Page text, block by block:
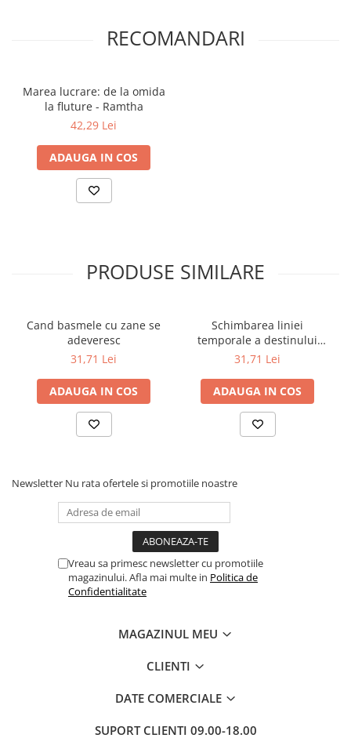
Calculator
Hartie si Accesorii
Instrumente de scris
Organizare si Arhivare
Seturi birotica
Articole scolare
Ghiozdane si Penare scolare
Seturi scolare
Consumabile & Accesorii
Cadouri
Literatura Romana
Literatura Universala
Carte Prescolara, Joc
Carti cartonate
RECOMANDARI
Marea lucrare: de la omida
la fluture - Ramtha
42,29 Lei
ADAUGA IN COS
PRODUSE SIMILARE
Cand basmele cu zane se
adeveresc
31,71 Lei
ADAUGA IN COS
Schimbarea liniei
temporale a destinului
nostru
31,71 Lei
ADAUGA IN COS
Newsletter Nu rata ofertele si promotiile noastre
Vreau sa primesc newsletter cu promotiile
magazinului. Afla mai multe in Politica de
Confidentialitate
MAGAZINUL MEU
CLIENTI
DATE COMERCIALE
SUPORT CLIENTI 09.00-18.00